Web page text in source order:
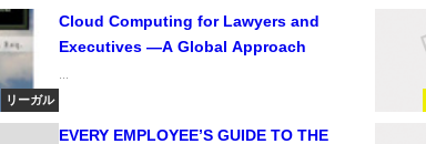
リーガル
Cloud Computing for Lawyers and
Executives —A Global Approach
EVERY EMPLOYEE’S GUIDE TO THE